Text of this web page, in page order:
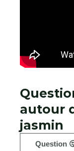
autour
jasmin
Question